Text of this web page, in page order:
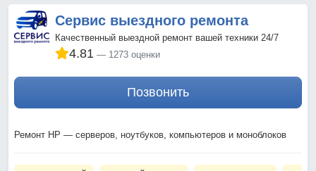
Сервис выездного ремонта
Качественный выездной ремонт вашей техники 24/7
4.81 1273 оценки
Позвонить
Ремонт HP — серверов, ноутбуков, компьютеров и моноблоков